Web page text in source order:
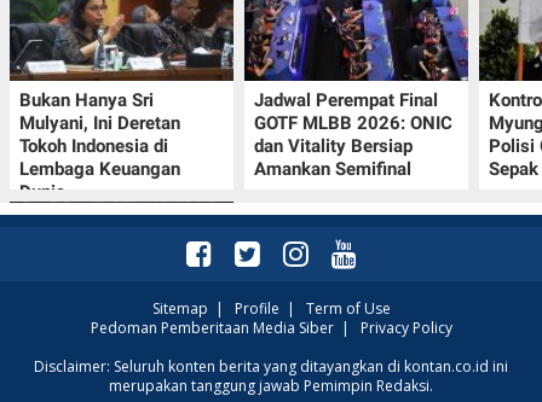
Bukan Hanya Sri
Mulyani, Ini Deretan
Tokoh Indonesia di
Lembaga Keuangan
Dunia
Jadwal Perempat Final
GOTF MLBB 2026: ONIC
dan Vitality Bersiap
Amankan Semifinal
Polisi
Klasemen Grup A Piala
AFF 2026: Ini Skenario
Sitemap Profile
Term of Use
Pedoman Pemberitaan Media Siber| Privacy Policy
Disclaimer: Seluruh konten berita yang ditayangkan di kontan.co.id ini
merupakan tanggung jawab Pemimpin Redaksi.